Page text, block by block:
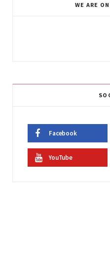
WE ARE
Facebook
YouTube